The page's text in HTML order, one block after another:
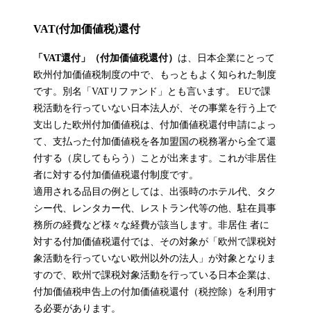
VAT(付加価値税)還付
「VAT還付」（付加価値税還付） は、日本企業にとって
欧州付加価値税制度の中で、もっともよく知られた制度
です。別名「VATリファンド」とも言います。 EUで課
税活動を行っていない日本法人が、その事業を行う上で
支出した欧州付加価値税は、付加価値税還付申請によっ
て、支払った付加価値税を各加盟国の税務署から全て還
付する（戻してもらう）ことが出来ます。これが非居住
者に対する付加価値税還付制度です。
適用される品目の例としては、出張時のホテル代、タク
シー代、レンタカー代、レストラン代等の他、駐在員事
務所の経費など様々な経費が該当します。非居住 者に
対する付加価値税還付では、その対象が「欧州で課税対
象活動を行っていない欧州以外の法人」が対象となりま
すので、欧州で課税対象活動を行っている日本企業は、
付加価値税申告上の付加価値税還付（税控除）を利用す
る必要があります。